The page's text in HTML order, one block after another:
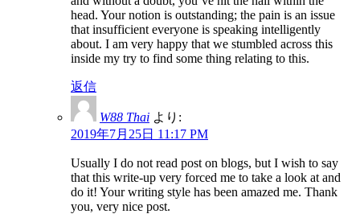
head. Your notion is outstanding; the pain is an issue
that insufficient everyone is speaking intelligently
about. I am very happy that we stumbled across this
inside my try to find some thing relating to this.
返信
W88 Thai より:
2019年7月25日 11:17 PM
Usually I do not read post on blogs, but I wish to say
that this write-up very forced me to take a look at and
do it! Your writing style has been amazed me. Thank
you, very nice post.